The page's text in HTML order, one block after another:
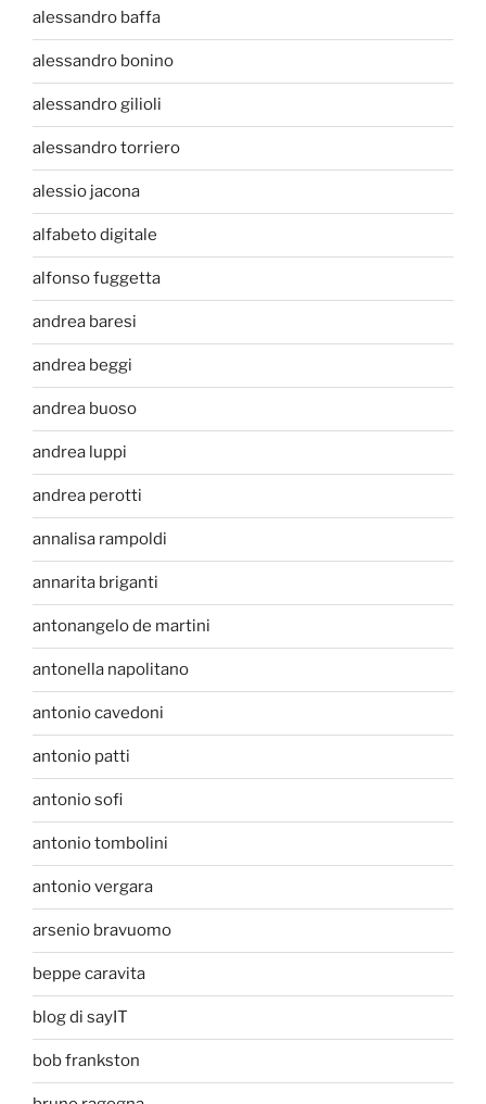
alessandro baffa
alessandro bonino
alessandro gilioli
alessandro torriero
alessio jacona
alfabeto digitale
alfonso fuggetta
andrea baresi
andrea beggi
andrea buoso
andrea luppi
andrea perotti
annalisa rampoldi
annarita briganti
antonangelo de martini
antonella napolitano
antonio cavedoni
antonio patti
antonio sofi
antonio tombolini
antonio vergara
arsenio bravuomo
beppe caravita
blog di sayIT
bob frankston